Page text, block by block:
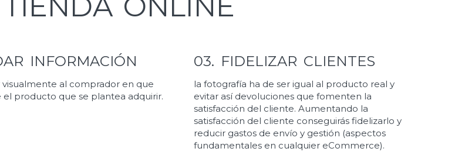
INFORMACIÓN
visualmente al comprador en que
el producto que se plantea adquirir.
03. FIDELIZAR CLIENTES
la fotografía ha de ser igual al producto real y
evitar así devoluciones que fomenten la
satisfacción del cliente. Aumentando la
satisfacción del cliente conseguirás fidelizarlo y
reducir gastos de envío y gestión (aspectos
fundamentales en cualquier eCommerce).